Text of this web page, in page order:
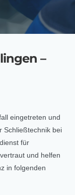
–
eingetreten und
Schließtechnik bei
für
und helfen
in folgenden